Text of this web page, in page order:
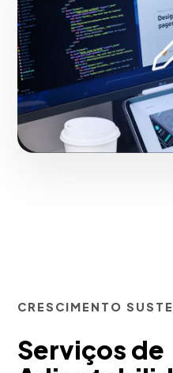
autoridade de marca no
Iniciar projeto
CRESCIMENTO
Serviços de